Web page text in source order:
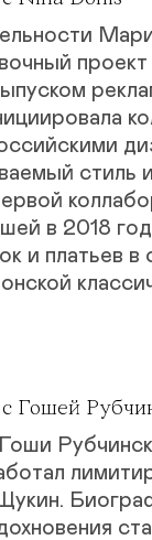
проект
стиль
в 2018
и платьев в
Гошей